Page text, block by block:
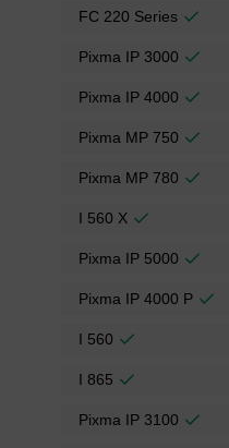
FC 220 Series
Pixma IP 3000
Pixma IP 4000
Pixma MP 750
Pixma MP 780
I 560 X
Pixma IP 5000
Pixma IP 4000 P
I 560
I 865
Pixma IP 3100